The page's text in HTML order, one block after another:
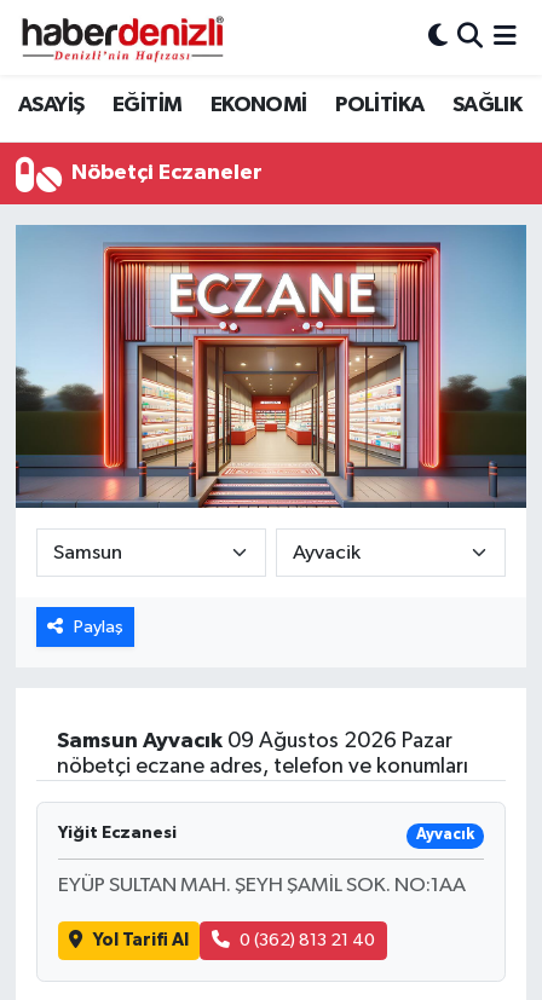
ASAYİŞ EĞİTİM EKONOMİ POLİTİKA SAĞLIK
Nöbetçi Eczaneler
Paylaş
Samsun Ayvacık09 Ağustos 2026 Pazar
nöbetçi eczane adres, telefon ve konumları
Yiğit Eczanesi Ayvacık
EYÜP SULTAN MAH. ŞEYH ŞAMİL SOK. NO:1AA
Yol Tarifi Al 0 (362) 813 21 40
Denizli Nöbetçi Eczaneler
Puan Durumu ve Fikstür
Tüm Manşetler
Son Dakika Haberleri
Haber Arşivi